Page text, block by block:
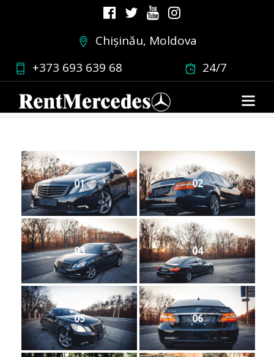
Chișinău, Moldova
+373 693 639 68
24/7
ew212negre2
0 COMMENT
01 02
03 04
05 06